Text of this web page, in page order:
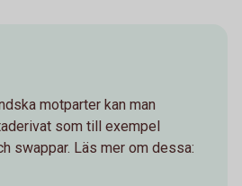
motparter kan man
som till exempel
swappar. Läs mer om dessa: